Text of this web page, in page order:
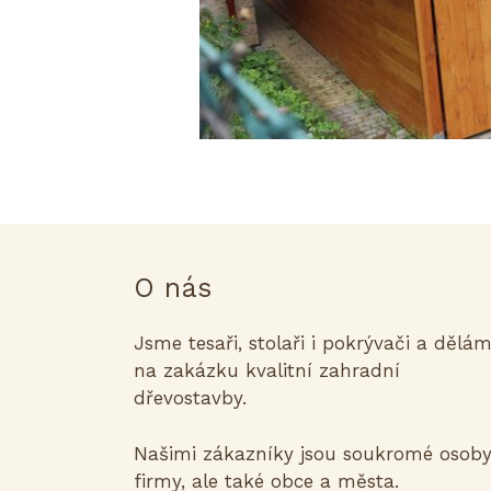
O nás
Jsme tesaři, stolaři i pokrývači a
na zakázku kvalitní zahradní
dřevostavby.
Našimi zákazníky jsou soukromé
firmy, ale také obce a města.